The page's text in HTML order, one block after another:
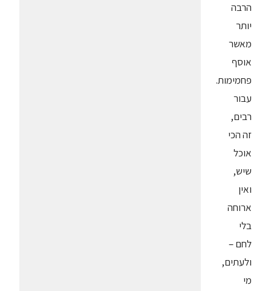
הרבה
יותר
מאשר
אוסף
פחמימות.
עבור
רבים,
זה הכי
אוכל
שיש,
ואין
ארוחה
בלי
לחם –
ולעתים,
מי